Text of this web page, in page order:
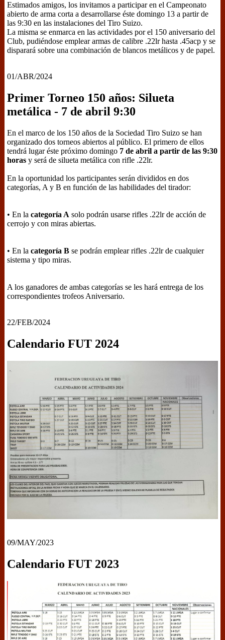
Estimados amigos, los invitamos a participar en el Campeonato
abierto de arma corta a desarrollarse éste domingo 13 a partir de
las 9:30 en las instalaciones del Tiro Suizo.
La misma se enmarca en las actividades por el 150 aniversario del
Club, pudiéndose emplear armas de calibre .22lr hasta .45acp y se
disparará sobre una combinación de blancos metálicos y de papel.
01/ABR/2024
Primer Torneo 150 años: Silueta
metálica - 7 de abril 9:30
En el marco de los 150 años de la Sociedad Tiro Suizo se han
organizado dos torneos abiertos al público. El primero de ellos
tendrá lugar éste próximo domingo 7 de abril a partir de las 9:30
horas y será de silueta metálica con rifle .22lr.
En la oportunidad los participantes serán divididos en dos
categorías, A y B en función de las habilidades del tirador:
• En la categoría A solo podrán usarse rifles .22lr de acción de
cerrojo y con miras abiertas.
• En la categoría B se podrán emplear rifles .22lr de cualquier
sistema y tipo miras.
A los ganadores de ambas categorías se les hará entrega de los
correspondientes trofeos Aniversario.
22/FEB/2024
Calendario FUT 2024
09/MAY/2023
Calendario FUT 2023